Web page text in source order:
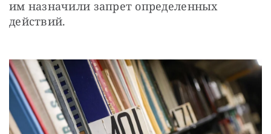
им назначили запрет определенных
действий.